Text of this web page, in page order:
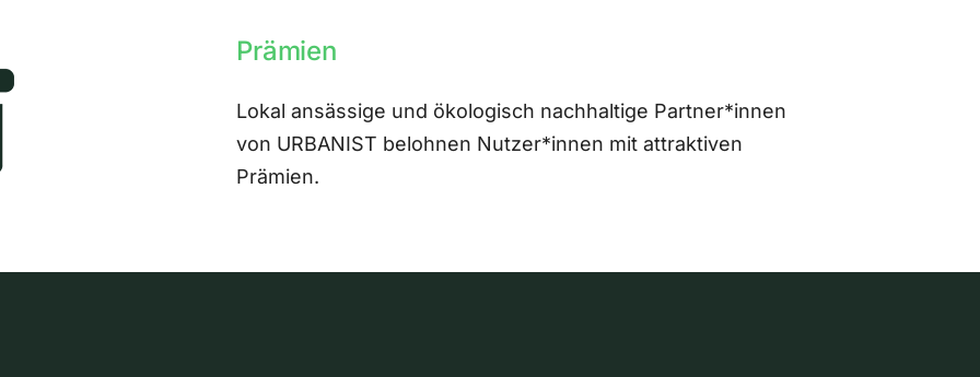
Prämien
Lokal ansässige und ökologisch nachhaltige Partner*innen
von URBANIST belohnen Nutzer*innen mit attraktiven
Prämien.